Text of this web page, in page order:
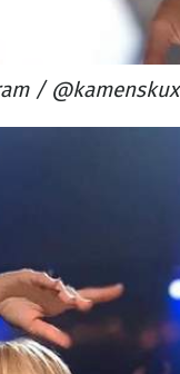
/ @kamenskux